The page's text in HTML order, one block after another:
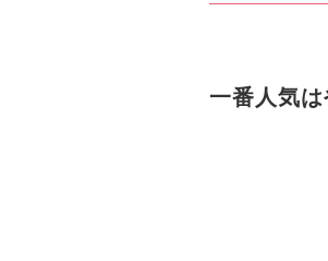
一番人気は